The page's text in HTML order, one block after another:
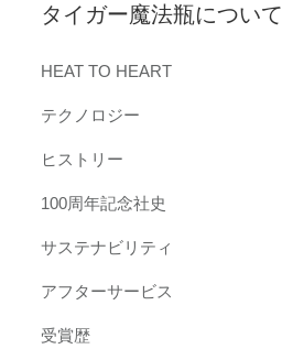
タイガー魔法瓶について
HEAT TO HEART
テクノロジー
ヒストリー
100周年記念社史
サステナビリティ
アフターサービス
受賞歴